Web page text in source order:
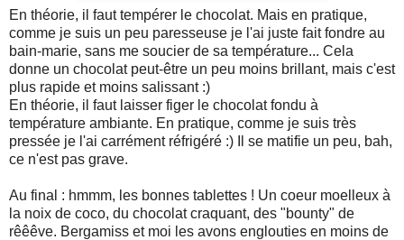
En théorie, il faut tempérer le chocolat. Mais en pratique,
comme je suis un peu paresseuse je l'ai juste fait fondre au
bain-marie, sans me soucier de sa température... Cela
donne un chocolat peut-être un peu moins brillant, mais c'est
plus rapide et moins salissant :)
En théorie, il faut laisser figer le chocolat fondu à
température ambiante. En pratique, comme je suis très
pressée je l'ai carrément réfrigéré :) Il se matifie un peu, bah,
ce n'est pas grave.
Au final : hmmm, les bonnes tablettes ! Un coeur moelleux à
la noix de coco, du chocolat craquant, des "bounty" de
rêêêve. Bergamiss et moi les avons englouties en moins de